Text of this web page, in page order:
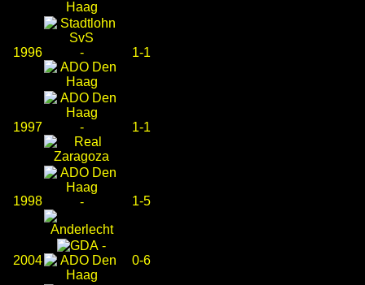
1996 - 1-1
1997 - 1-1
1998 - 1-5
2004
-
0-6